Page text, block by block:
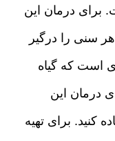
. برای درمان این
سنی را درگیر
است که گیاه
درمان این
کنید. برای تهیه